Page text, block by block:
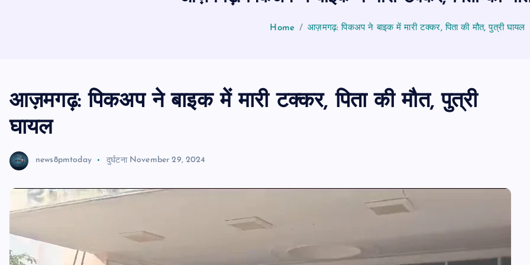
Home आज़मगढ़: पिकअप ने बाइक में मारी टक्कर, पिता की मौत, पुत्री घायल
आज़मगढ़: पिकअप ने बाइक में मारी टक्कर, पिता की मौत, पुत्री
घायल
news8pmtoday दुर्घटना November 29, 2024
डॉ. धनन्जय पाण्डेय बने अध्यक्ष, डॉ. अलेन्द्र
सचिव निर्विरोध निर्वाचित